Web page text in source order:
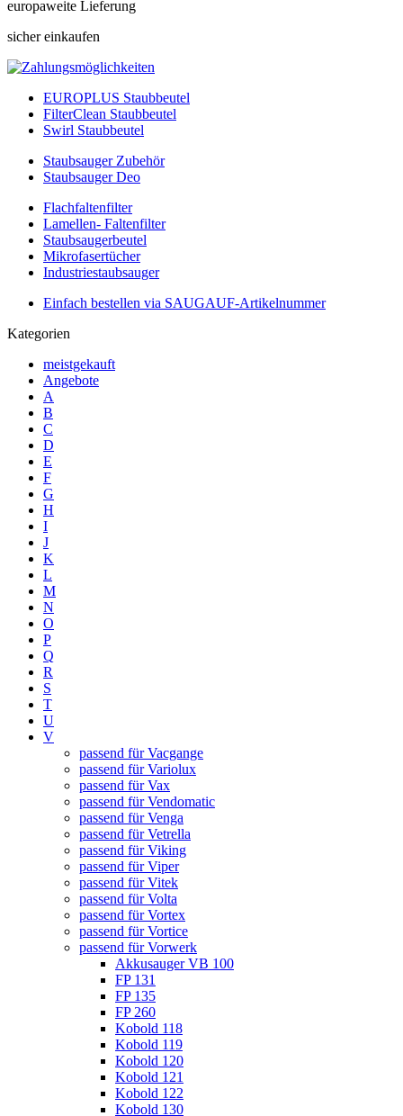
europaweite Lieferung
sicher einkaufen
EUROPLUS Staubbeutel
FilterClean Staubbeutel
Swirl Staubbeutel
Staubsauger Zubehör
Staubsauger Deo
Flachfaltenfilter
Lamellen- Faltenfilter
Staubsaugerbeutel
Mikrofasertücher
Industriestaubsauger
Einfach bestellen via SAUGAUF-Artikelnummer
Kategorien
meistgekauft
Angebote
A
B
C
D
E
F
G
H
I
J
K
L
M
N
O
P
Q
R
S
T
U
V
passend für Vacgange
passend für Variolux
passend für Vax
passend für Vendomatic
passend für Venga
passend für Vetrella
passend für Viking
passend für Viper
passend für Vitek
passend für Volta
passend für Vortex
passend für Vortice
passend für Vorwerk
Akkusauger VB 100
FP 131
FP 135
FP 260
Kobold 118
Kobold 119
Kobold 120
Kobold 121
Kobold 122
Kobold 130